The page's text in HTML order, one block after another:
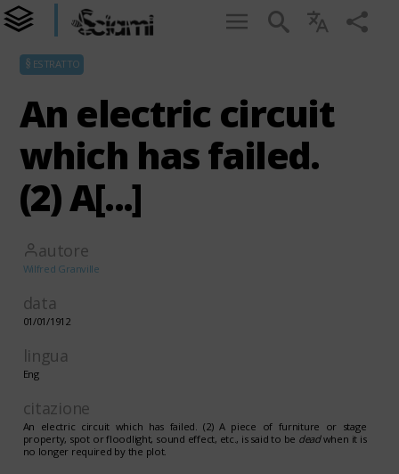
ESTRATTO
An electric circuit
which has failed.
(2) A[...]
autore
Wilfred Granville
data
01/01/1912
lingua
Eng
citazione
An electric circuit which has failed. (2) A piece of furniture or stage
property, spot or floodlight, sound effect, etc., is said to be deadwhen it is
no longer required by the plot.